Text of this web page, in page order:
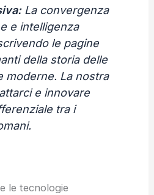
La convergenza
e intelligenza
le pagine
della storia delle
moderne. La nostra
e innovare
tra i
le tecnologie